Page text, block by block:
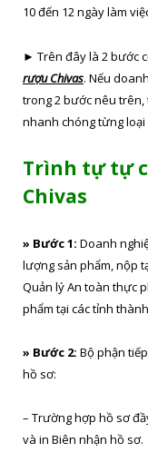
10 đến 12 ngày làm
► Trên đây là 2 bước
rượu Chivas. Nếu
trong 2 bước nêu
nhanh chóng từng
Trình tự tự
Chivas
» Bước 1: Doanh
lượng sản phẩm, nộp
Quản lý An toàn thực
phẩm tại các tỉnh
» Bước 2: Bộ phận
hồ sơ:
– Trường hợp hồ sơ
và in Biên nhận hồ sơ.